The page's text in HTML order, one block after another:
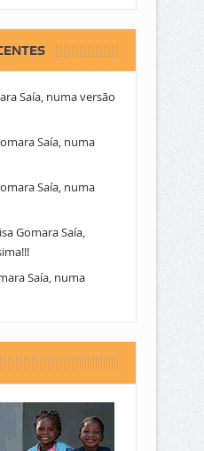
Saía, numa versão
Saía, numa
Saía, numa
Gomara Saía,
Saía, numa